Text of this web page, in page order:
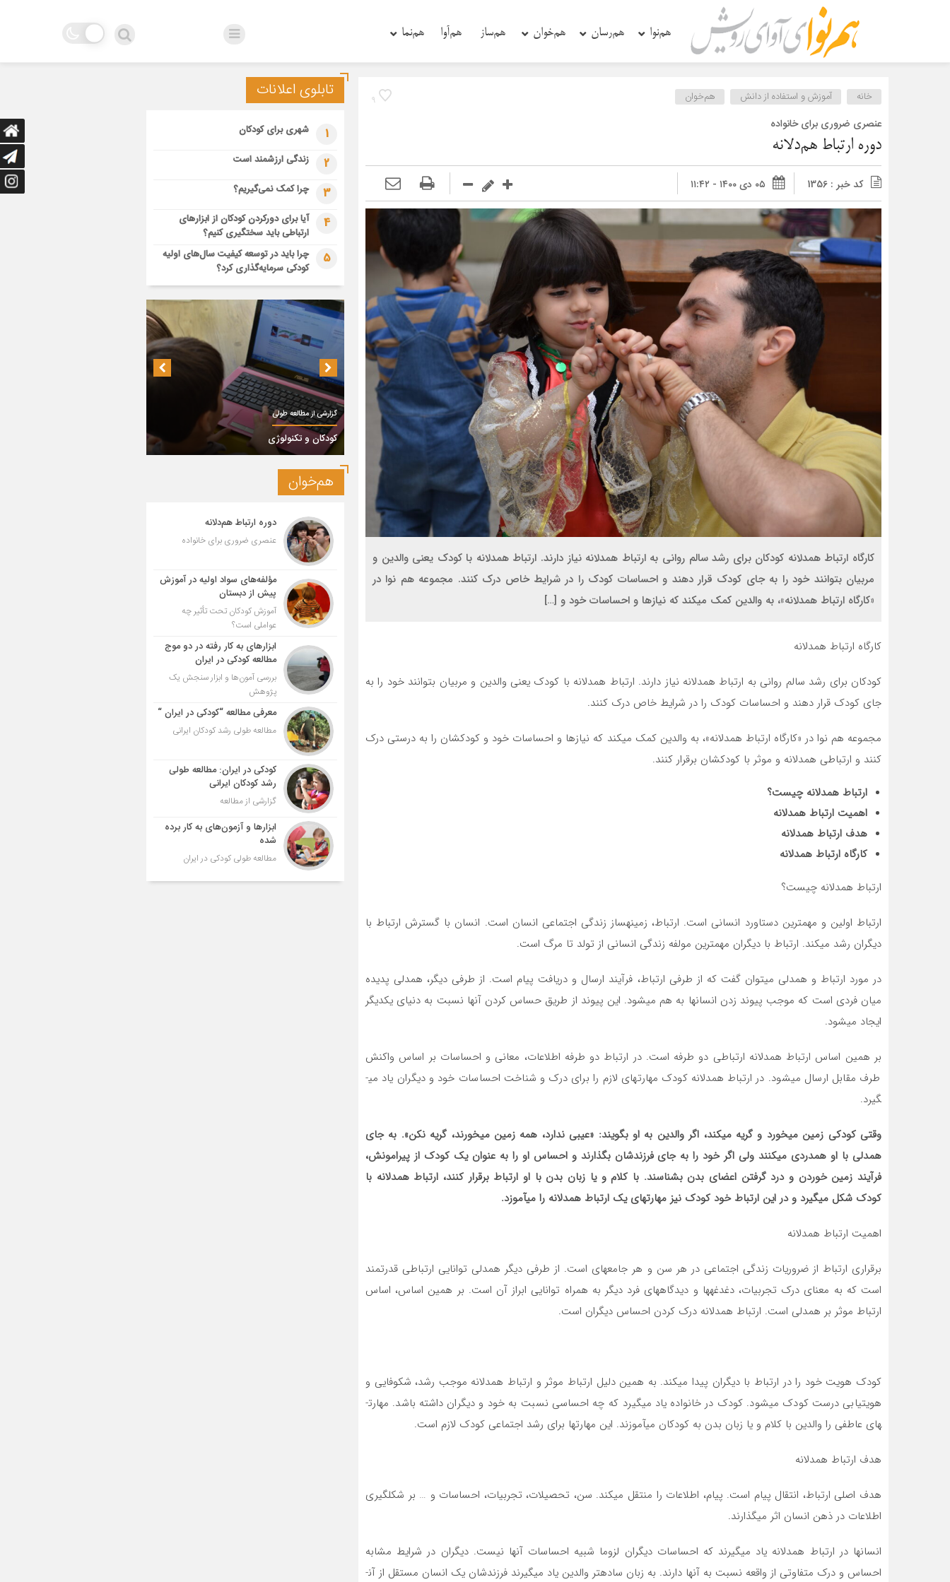
هم‌نوا هم‌رسان هم‌خوان هم‌ساز هم‌آوا هم‌‌نما
9 خانه آموزش و استفاده از دانش هم‌خوان
عنصری ضروری برای خانواده
دوره ارتباط هم‌دلانه
کد خبر : 1356 ۰۵ دی ۱۴۰۰ - ۱۱:۴۲
کارگاه ارتباط همدلانه کودکان برای رشد سالم روانی به ارتباط همدلانه نیاز دارند. ارتباط همدلانه با کودک یعنی والدین و
مربیان بتوانند خود را به جای کودک قرار دهند و احساسات کودک را در شرایط خاص درک کنند. مجموعه هم نوا در
«کارگاه ارتباط همدلانه»، به والدین کمک می­کند که نیازها و احساسات خود و […]
کارگاه ارتباط همدلانه
کودکان برای رشد سالم روانی به ارتباط همدلانه نیاز دارند. ارتباط همدلانه با کودک یعنی والدین و مربیان بتوانند خود را به
جای کودک قرار دهند و احساسات کودک را در شرایط خاص درک کنند.
مجموعه هم نوا در «کارگاه ارتباط همدلانه»، به والدین کمک می­کند که نیازها و احساسات خود و کودکشان را به درستی درک
کنند و ارتباطی همدلانه و موثر با کودکشان برقرار کنند.
ارتباط همدلانه چیست؟
اهمیت ارتباط همدلانه
هدف ارتباط همدلانه
کارگاه ارتباط همدلانه
ارتباط همدلانه چیست؟
ارتباط اولین و مهم­ترین دستاورد انسانی است. ارتباط، زمینه­ساز زندگی اجتماعی انسان است. انسان با گسترش ارتباط با
دیگران رشد می­کند. ارتباط با دیگران مهم­ترین مولفه زندگی انسانی از تولد تا مرگ است.
در مورد ارتباط و همدلی می­توان گفت که از طرفی ارتباط، فرآیند ارسال و دریافت پیام است. از طرفی دیگر، همدلی پدیده
میان فردي است که موجب پیوند زدن انسان­ها به هم می­شود. این پیوند از طریق حساس کردن آن­ها نسبت به دنیاي یکدیگر
ایجاد می­شود.
بر همین اساس ارتباط همدلانه ارتباطی دو طرفه است. در ارتباط دو طرفه اطلاعات، معانی و احساسات بر اساس واکنش
طرف مقابل ارسال می­شود. در ارتباط همدلانه کودک مهارت­های لازم را برای درک و شناخت احساسات خود و دیگران یاد می­
گیرد.
وقتی کودکی زمین می­خورد و گریه می­کند، اگر والدین به او بگویند: «عیبی ندارد، همه زمین می­خورند، گریه نکن». به جای
همدلی با او همدردی می­کنند ولی اگر خود را به جای فرزندشان بگذارند و احساس او را به عنوان یک کودک از پیرامونش،
فرآیند زمین خوردن و درد گرفتن اعضای بدن بشناسند. با کلام و یا زبان بدن با او ارتباط برقرار کنند، ارتباط همدلانه با
کودک شکل می­گیرد و در این ارتباط خود کودک نیز مهارت­های یک ارتباط همدلانه را می­آموزد.
اهمیت ارتباط همدلانه
برقراری ارتباط از ضروریات زندگی اجتماعی در هر سن و هر جامعه­ای است. از طرفی دیگر همدلی توانایی ارتباطی قدرتمند
است که به معنای درک تجربیات، دغدغه­ها و دیدگاه­های فرد دیگر به همراه توانایی ابراز آن است. بر همین اساس، اساس
ارتباط موثر بر همدلی است. ارتباط همدلانه درک کردن احساس دیگران است.
کودک هویت خود را در ارتباط با دیگران پیدا می­کند. به همین دلیل ارتباط موثر و ارتباط همدلانه موجب رشد، شکوفایی و
هویت­یابی درست کودک می­شود. کودک در خانواده یاد می­گیرد که چه احساسی نسبت به خود و دیگران داشته باشد. مهارت­
های عاطفی را والدین با کلام و یا زبان بدن به کودکان می­آموزند. این مهارت­ها برای رشد اجتماعی کودک لازم است.
هدف ارتباط همدلانه
هدف اصلی ارتباط، انتقال پیام است. پیام، اطلاعات را منتقل می­کند. سن، تحصیلات، تجربیات، احساسات و … بر شکل­گیری
اطلاعات در ذهن انسان اثر می­گذارند.
انسان­ها در ارتباط همدلانه یاد می­گیرند که احساسات دیگران لزوما شبیه احساسات آن­ها نیست. دیگران در شرایط مشابه
احساس و درک متفاوتی از واقعه نسبت به آن­ها دارند. به زبان ساده­تر والدین یاد می­گیرند فرزندشان یک انسان مستقل از آن­
تابلوی اعلانات
1 شهری برای کودکان
2 زندگی ارزشمند است
3 چرا کمک نمی‌گیریم؟
4
آیا برای دورکردن کودکان از ابزارهای
ارتباطی باید سختگیری کنیم؟
5
چرا باید در توسعه کیفیت سال‌های اولیه
کودکی سرمایه‌گذاری کرد؟
گزارشی از مطالعه طولی
کودکان و تکنولوژی
هم‌خوان
دوره ارتباط هم‌دلانه
عنصری ضروری برای خانواده
مؤلفه‌های سواد اولیه در آموزش
پیش از دبستان
آموزش کودکان تحت تأثیر چه
عواملی است؟
ابزارهای به کار رفته در دو موج
مطالعه کودکی در ایران
بررسی آمون‌ها و ابزار سنجش یک
پژوهش
معرفی مطالعه “کودکی در ایران “
مطالعه طولی رشد کودکان ایرانی
کودکی در ایران: مطالعه طولی
رشد کودکان ایرانی
گزارشی از مطالعه
ابزارها و آزمون‌های به کار برده
شده
مطالعه طولی کودکی در ایران